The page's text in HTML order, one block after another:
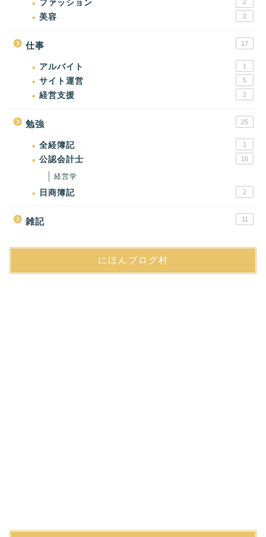
ファッション 2
美容 2
仕事 17
アルバイト 1
サイト運営 5
経営支援 2
勉強 25
全経簿記 1
公認会計士 16
経営学
日商簿記 2
雑記 11
にほんブログ村